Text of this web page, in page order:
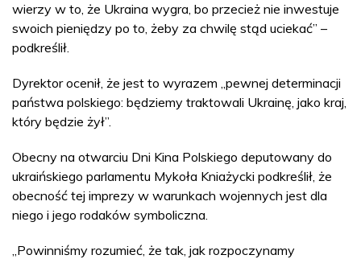
wierzy w to, że Ukraina wygra, bo przecież nie inwestuje
swoich pieniędzy po to, żeby za chwilę stąd uciekać” –
podkreślił.
Dyrektor ocenił, że jest to wyrazem „pewnej determinacji
państwa polskiego: będziemy traktowali Ukrainę, jako kraj,
który będzie żył”.
Obecny na otwarciu Dni Kina Polskiego deputowany do
ukraińskiego parlamentu Mykoła Kniażycki podkreślił, że
obecność tej imprezy w warunkach wojennych jest dla
niego i jego rodaków symboliczna.
„Powinniśmy rozumieć, że tak, jak rozpoczynamy